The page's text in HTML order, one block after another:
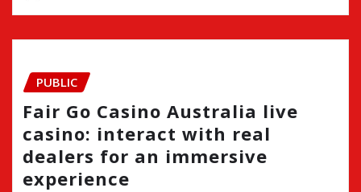
PUBLIC
Fair Go Casino Australia live
casino: interact with real
dealers for an immersive
experience